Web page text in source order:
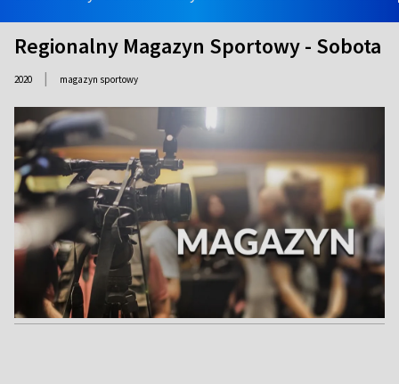
Regionalny Magazyn Sportowy - Sobota
2020 | magazyn sportowy